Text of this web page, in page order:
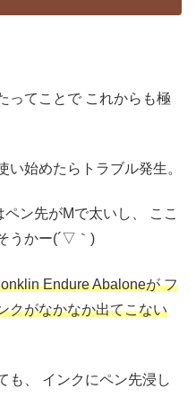
ってことで これからも極
い始めたらトラブル発生。
ン先がMで太いし、
ここ
うかー(´▽｀)
Endure Abaloneがフ
クがなかなか出てこない
も、
インクにペン先浸し